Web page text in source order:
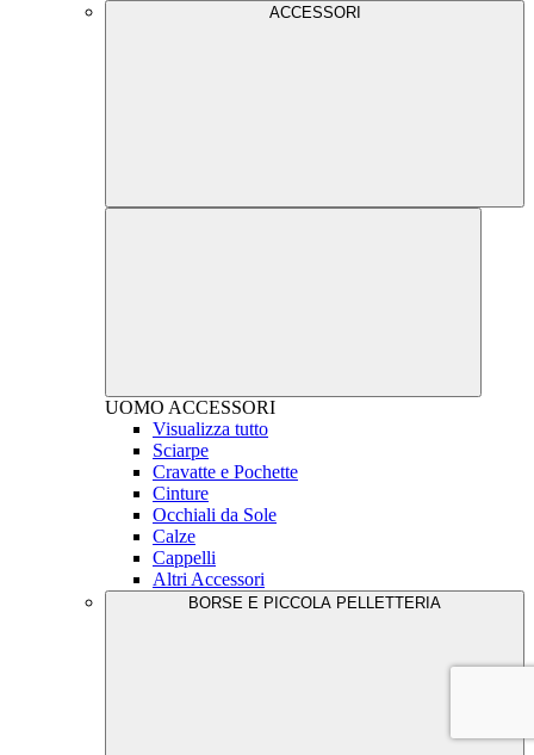
ACCESSORI
UOMO ACCESSORI
Visualizza tutto
Sciarpe
Cravatte e Pochette
Cinture
Occhiali da Sole
Calze
Cappelli
Altri Accessori
BORSE E PICCOLA PELLETTERIA